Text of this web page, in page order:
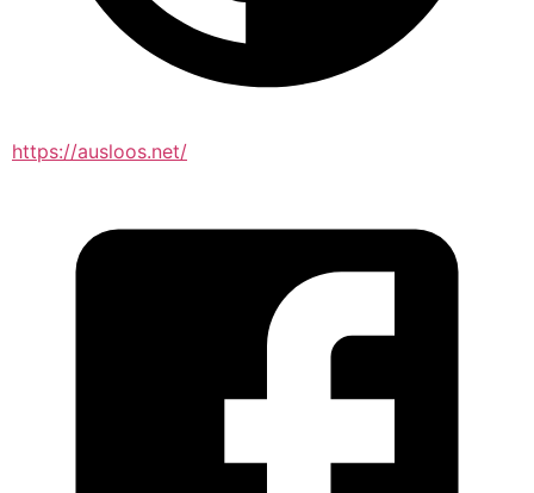
https://ausloos.net/